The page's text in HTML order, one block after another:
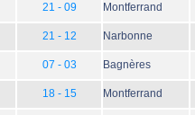
21 - 09 Montferrand
21 - 12 Narbonne
07 - 03 Bagnères
18 - 15 Montferrand